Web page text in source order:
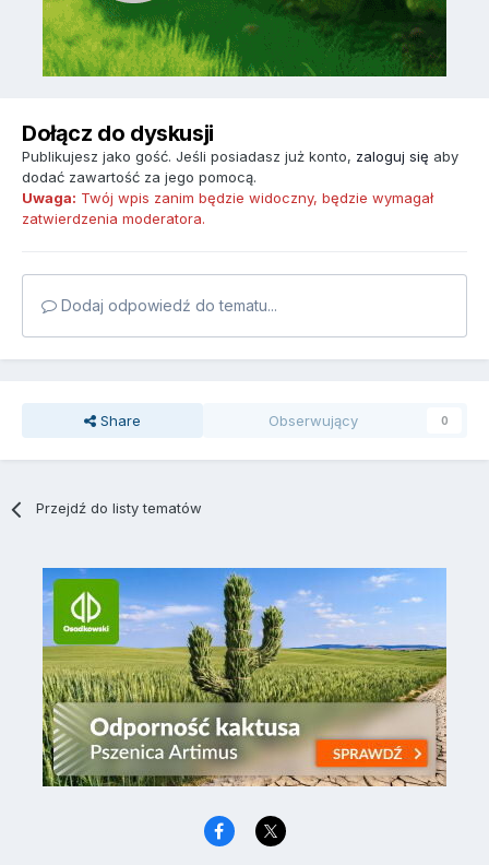
Dołącz do dyskusji
Publikujesz jako gość. Jeśli posiadasz już konto, zaloguj się aby
dodać zawartość za jego pomocą.
Uwaga: Twój wpis zanim będzie widoczny, będzie wymagał
zatwierdzenia moderatora.
Dodaj odpowiedź do tematu...
Share Obserwujący 0
Przejdź do listy tematów